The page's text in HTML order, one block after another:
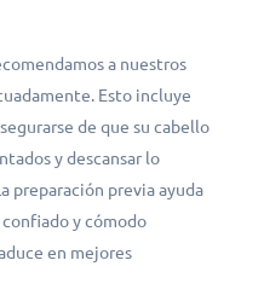
a nuestros
Esto incluye
de que su cabello
y descansar lo
preparación previa ayuda
y cómodo
en mejores